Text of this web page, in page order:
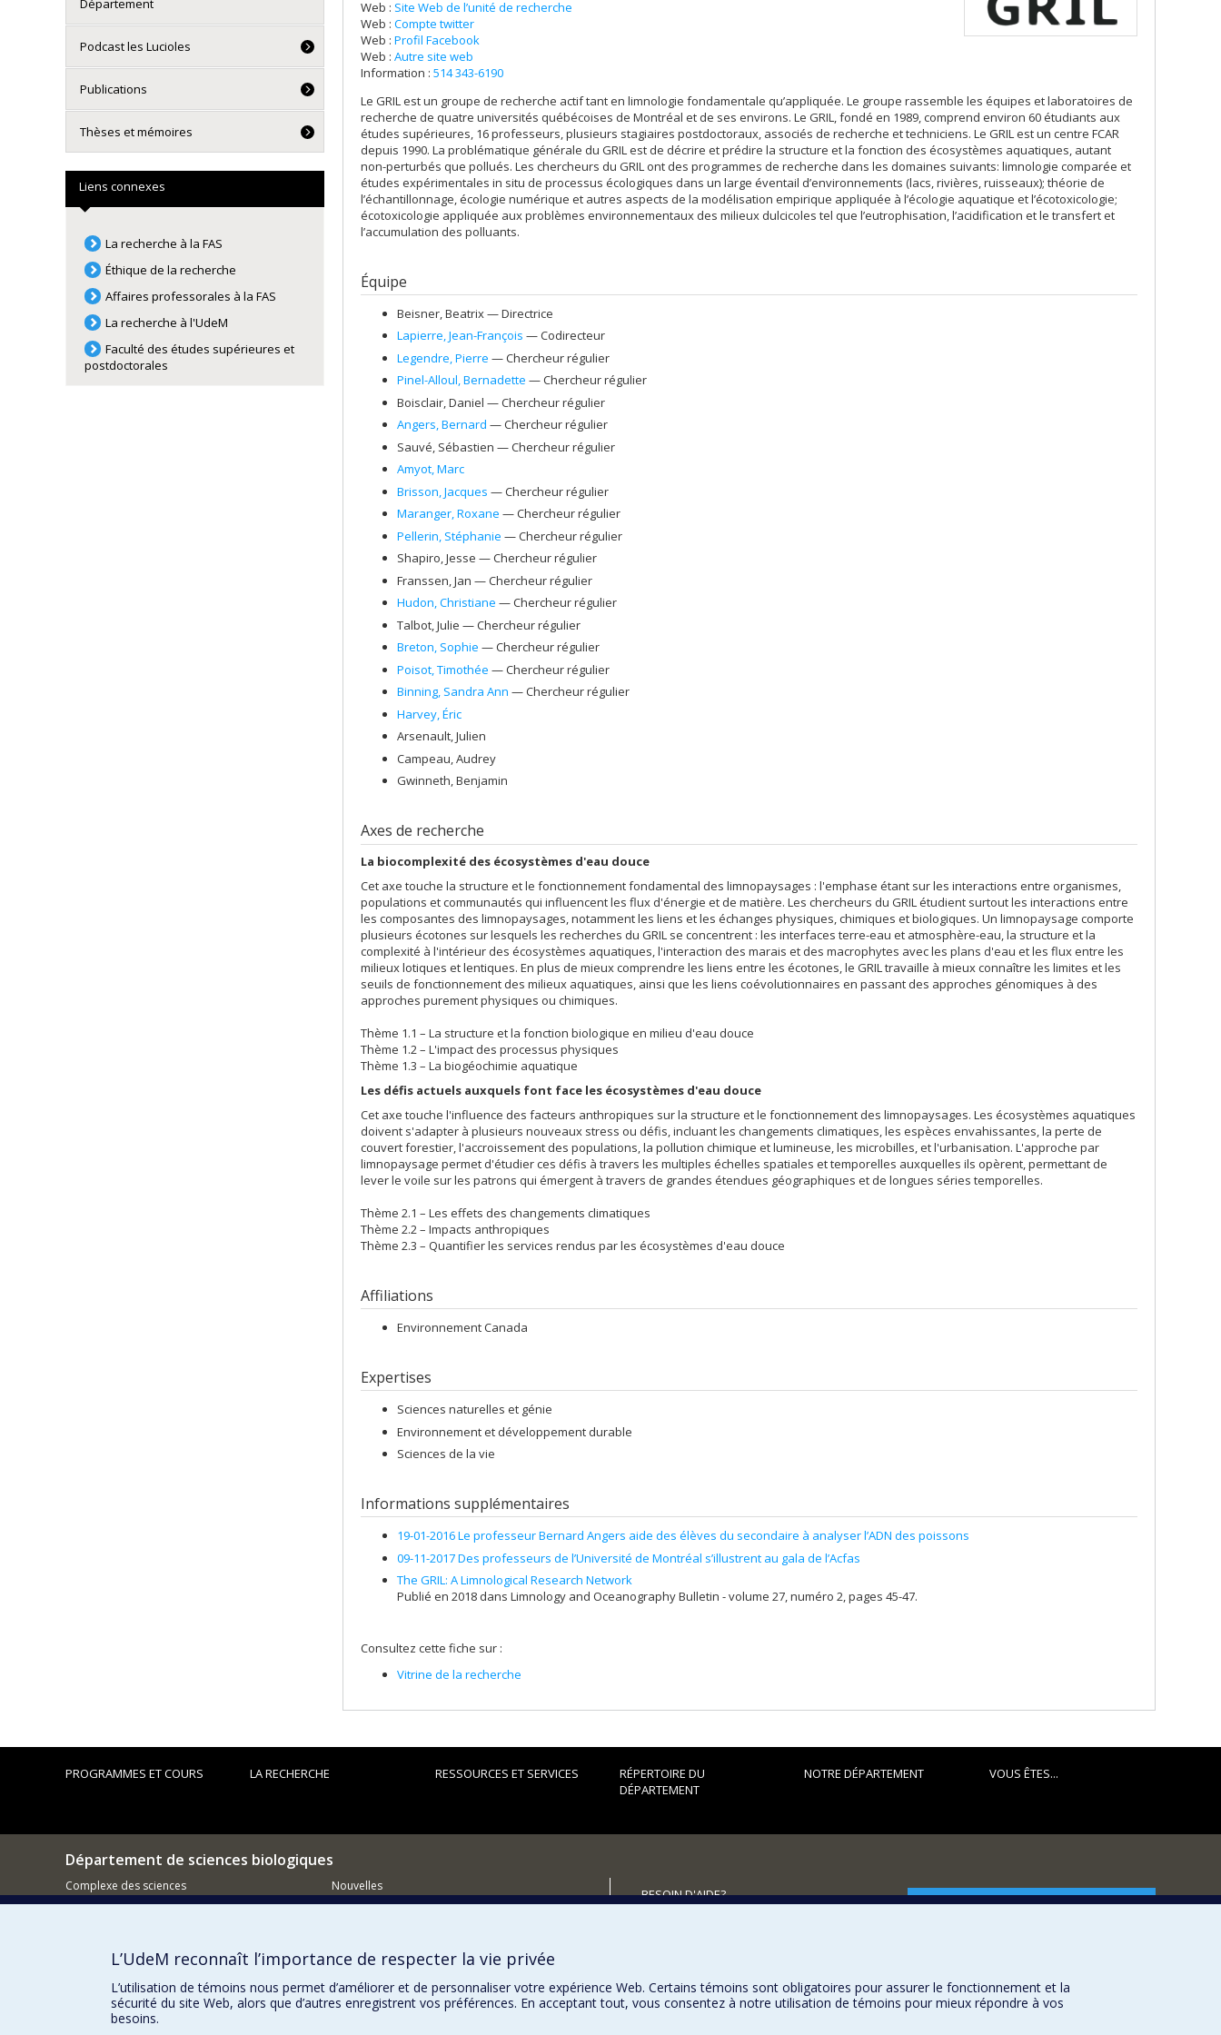
Web : Site Web de l’unité de recherche
Web : Compte twitter
Web : Profil Facebook
Web : Autre site web
Information : 514 343-6190
Le GRIL est un groupe de recherche actif tant en limnologie fondamentale qu’appliquée. Le groupe rassemble les équipes et laboratoires de
recherche de quatre universités québécoises de Montréal et de ses environs. Le GRIL, fondé en 1989, comprend environ 60 étudiants aux
études supérieures, 16 professeurs, plusieurs stagiaires postdoctoraux, associés de recherche et techniciens. Le GRIL est un centre FCAR
depuis 1990. La problématique générale du GRIL est de décrire et prédire la structure et la fonction des écosystèmes aquatiques, autant
non-perturbés que pollués. Les chercheurs du GRIL ont des programmes de recherche dans les domaines suivants: limnologie comparée et
études expérimentales in situ de processus écologiques dans un large éventail d’environnements (lacs, rivières, ruisseaux); théorie de
l’échantillonnage, écologie numérique et autres aspects de la modélisation empirique appliquée à l’écologie aquatique et l’écotoxicologie;
écotoxicologie appliquée aux problèmes environnementaux des milieux dulcicoles tel que l’eutrophisation, l’acidification et le transfert et
l’accumulation des polluants.
Équipe
Beisner, Beatrix— Directrice
Lapierre, Jean-François — Codirecteur
Legendre, Pierre — Chercheur régulier
Pinel-Alloul, Bernadette — Chercheur régulier
Boisclair, Daniel — Chercheur régulier
Angers, Bernard — Chercheur régulier
Sauvé, Sébastien — Chercheur régulier
Amyot, Marc
Brisson, Jacques — Chercheur régulier
Maranger, Roxane — Chercheur régulier
Pellerin, Stéphanie — Chercheur régulier
Shapiro, Jesse — Chercheur régulier
Franssen, Jan — Chercheur régulier
Hudon, Christiane — Chercheur régulier
Talbot, Julie — Chercheur régulier
Breton, Sophie — Chercheur régulier
Poisot, Timothée — Chercheur régulier
Binning, Sandra Ann — Chercheur régulier
Harvey, Éric
Arsenault, Julien
Campeau, Audrey
Gwinneth, Benjamin
Axes de recherche
La biocomplexité des écosystèmes d'eau douce
Cet axe touche la structure et le fonctionnement fondamental des limnopaysages : l'emphase étant sur les interactions entre organismes,
populations et communautés qui influencent les flux d'énergie et de matière. Les chercheurs du GRIL étudient surtout les interactions entre
les composantes des limnopaysages, notamment les liens et les échanges physiques, chimiques et biologiques. Un limnopaysage comporte
plusieurs écotones sur lesquels les recherches du GRIL se concentrent : les interfaces terre-eau et atmosphère-eau, la structure et la
complexité à l'intérieur des écosystèmes aquatiques, l'interaction des marais et des macrophytes avec les plans d'eau et les flux entre les
milieux lotiques et lentiques. En plus de mieux comprendre les liens entre les écotones, le GRIL travaille à mieux connaître les limites et les
seuils de fonctionnement des milieux aquatiques, ainsi que les liens coévolutionnaires en passant des approches génomiques à des
approches purement physiques ou chimiques.
Thème 1.1 – La structure et la fonction biologique en milieu d'eau douce
Thème 1.2 – L'impact des processus physiques
Thème 1.3 – La biogéochimie aquatique
Les défis actuels auxquels font face les écosystèmes d'eau douce
Cet axe touche l'influence des facteurs anthropiques sur la structure et le fonctionnement des limnopaysages. Les écosystèmes aquatiques
doivent s'adapter à plusieurs nouveaux stress ou défis, incluant les changements climatiques, les espèces envahissantes, la perte de
couvert forestier, l'accroissement des populations, la pollution chimique et lumineuse, les microbilles, et l'urbanisation. L'approche par
limnopaysage permet d'étudier ces défis à travers les multiples échelles spatiales et temporelles auxquelles ils opèrent, permettant de
lever le voile sur les patrons qui émergent à travers de grandes étendues géographiques et de longues séries temporelles.
Thème 2.1 – Les effets des changements climatiques
Thème 2.2 – Impacts anthropiques
Thème 2.3 – Quantifier les services rendus par les écosystèmes d'eau douce
Affiliations
Environnement Canada
Expertises
Sciences naturelles et génie
Environnement et développement durable
Sciences de la vie
Informations supplémentaires
19-01-2016 Le professeur Bernard Angers aide des élèves du secondaire à analyser l’ADN des poissons
09-11-2017 Des professeurs de l’Université de Montréal s’illustrent au gala de l’Acfas
The GRIL: A Limnological Research Network
Publié en 2018 dans Limnology and Oceanography Bulletin - volume 27, numéro 2, pages 45-47.
Consultez cette fiche sur :
Vitrine de la recherche
Département
Podcast les Lucioles
Publications
Thèses et mémoires
Liens connexes
La recherche à la FAS
Éthique de la recherche
Affaires professorales à la FAS
La recherche à l'UdeM
Faculté des études supérieures et
postdoctorales
PROGRAMMES ET COURS LA RECHERCHE RESSOURCES ET SERVICES
RÉPERTOIRE DU
DÉPARTEMENT
NOTRE DÉPARTEMENT VOUS ÊTES...
Département de sciences biologiques
Complexe des sciences
1375 Avenue Thérèse-Lavoie-Roux
514-343-6111 poste 14745
Nouvelles
BESOIN D'AIDE?
FACULTÉ DES ARTS ET DES SCIENCES
Nos programmes et cours
L’UdeM reconnaît l’importance de respecter la vie privée
L’utilisation de témoins nous permet d’améliorer et de personnaliser votre expérience Web. Certains témoins sont obligatoires pour assurer le fonctionnement et la
sécurité du site Web, alors que d’autres enregistrent vos préférences. En acceptant tout, vous consentez à notre utilisation de témoins pour mieux répondre à vos
besoins.